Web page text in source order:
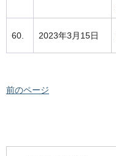
60. 2023年3月15日
前のページ